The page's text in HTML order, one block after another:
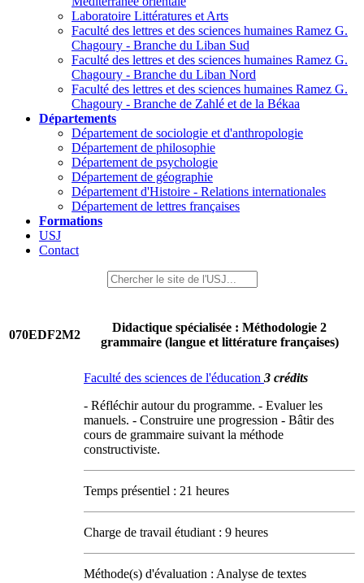
Laboratoire Littératures et Arts
Faculté des lettres et des sciences humaines Ramez G.
Chagoury - Branche du Liban Sud
Faculté des lettres et des sciences humaines Ramez G.
Chagoury - Branche du Liban Nord
Faculté des lettres et des sciences humaines Ramez G.
Chagoury - Branche de Zahlé et de la Békaa
Départements
Département de sociologie et d'anthropologie
Département de philosophie
Département de psychologie
Département de géographie
Département d'Histoire - Relations internationales
Département de lettres françaises
Formations
USJ
Contact
070EDF2M2
Didactique spécialisée : Méthodologie 2
grammaire (langue et littérature françaises)
Faculté des sciences de l'éducation 3 crédits
- Réfléchir autour du programme. - Evaluer les
manuels. - Construire une progression - Bâtir des
cours de grammaire suivant la méthode
constructiviste.
Temps présentiel : 21 heures
Charge de travail étudiant : 9 heures
Méthode(s) d'évaluation : Analyse de textes